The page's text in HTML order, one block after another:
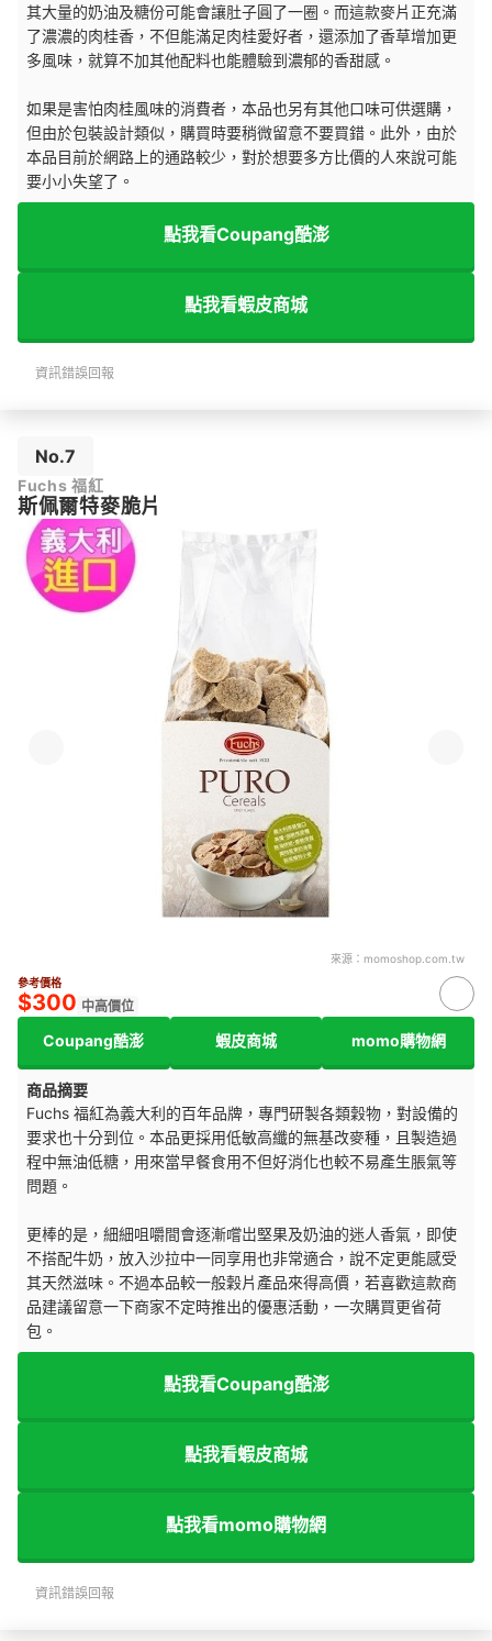
其大量的奶油及糖份可能會讓肚子圓了一圈。而這款麥片正充滿
了濃濃的肉桂香，不但能滿足肉桂愛好者，還添加了香草增加更
多風味，就算不加其他配料也能體驗到濃郁的香甜感。
如果是害怕肉桂風味的消費者，本品也另有其他口味可供選購，
但由於包裝設計類似，購買時要稍微留意不要買錯。此外，由於
本品目前於網路上的通路較少，對於想要多方比價的人來說可能
要小小失望了。
點我看Coupang酷澎
點我看蝦皮商城
資訊錯誤回報
No.7
Fuchs 福紅
斯佩爾特麥脆片
來源： momoshop.com.tw
參考價格
$300 中高價位
Coupang酷澎 蝦皮商城 momo購物網
商品摘要
Fuchs 福紅為義大利的百年品牌，專門研製各類穀物，對設備的
要求也十分到位。本品更採用低敏高纖的無基改麥種，且製造過
程中無油低糖，用來當早餐食用不但好消化也較不易產生脹氣等
問題。
更棒的是，細細咀嚼間會逐漸嚐岀堅果及奶油的迷人香氣，即使
不搭配牛奶，放入沙拉中一同享用也非常適合，說不定更能感受
其天然滋味。不過本品較一般穀片產品來得高價，若喜歡這款商
品建議留意一下商家不定時推出的優惠活動，一次購買更省荷
包。
點我看Coupang酷澎
點我看蝦皮商城
點我看momo購物網
資訊錯誤回報